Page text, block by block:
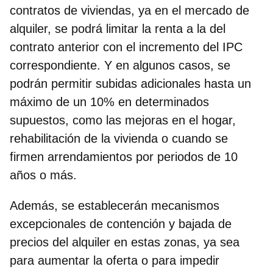
contratos de viviendas, ya en el mercado de
alquiler, se podrá limitar la renta a la del
contrato anterior con el incremento del IPC
correspondiente. Y en algunos casos, se
podrán permitir subidas adicionales hasta un
máximo de un 10% en determinados
supuestos, como las mejoras en el hogar,
rehabilitación de la vivienda o cuando se
firmen arrendamientos por periodos de 10
años o más.
Además, se establecerán mecanismos
excepcionales de contención y bajada de
precios del alquiler en estas zonas, ya sea
para aumentar la oferta o para impedir